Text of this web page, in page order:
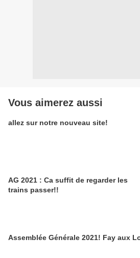
Vous aimerez aussi
allez sur notre nouveau site!
AG 2021 : Ca suffit de regarder les
trains passer!!
Assemblée Générale 2021! Fay aux